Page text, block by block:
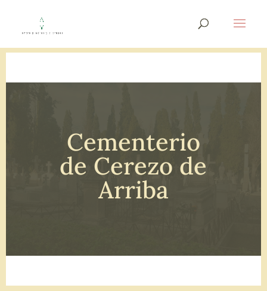
Cementerio
de Cerezo de
Arriba